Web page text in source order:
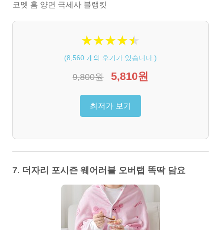
코멧 홈 양면 극세사 블랭킷
★★★★★
★★★★★
(8,560 개의 후기가 있습니다.)
9,800원 5,810원
최저가 보기
7. 더자리 포시즌 웨어러블 오버랩 똑딱 담요